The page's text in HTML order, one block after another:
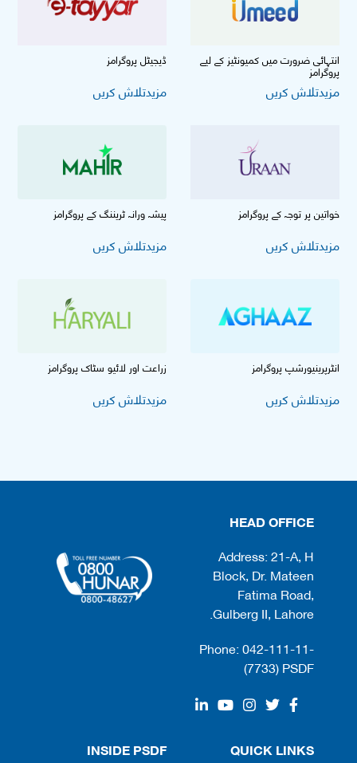
انتہائی ضرورت میں کمیونٹیز کے لیے
پروگرامز
مزیدتلاش کریں
ڈیجیٹل پروگرامز
مزیدتلاش کریں
خواتین پر توجہ کے پروگرامز
مزیدتلاش کریں
پیشہ ورانہ ٹریننگ کے پروگرامز
مزیدتلاش کریں
انٹرپرینیورشپ پروگرامز
مزیدتلاش کریں
زراعت اور لائیو سٹاک پروگرامز
مزیدتلاش کریں
HEAD OFFICE
Address: 21-A, H
Block, Dr. Mateen
Fatima Road,
Gulberg II, Lahore.
Phone: 042-111-11-
(7733) PSDF
QUICK LINKS
INSIDE PSDF